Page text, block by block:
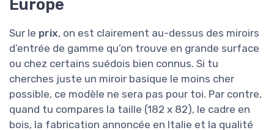
Europe
Sur le prix, on est clairement au-dessus des miroirs
d’entrée de gamme qu’on trouve en grande surface
ou chez certains suédois bien connus. Si tu
cherches juste un miroir basique le moins cher
possible, ce modèle ne sera pas pour toi. Par contre,
quand tu compares la taille (182 x 82), le cadre en
bois, la fabrication annoncée en Italie et la qualité